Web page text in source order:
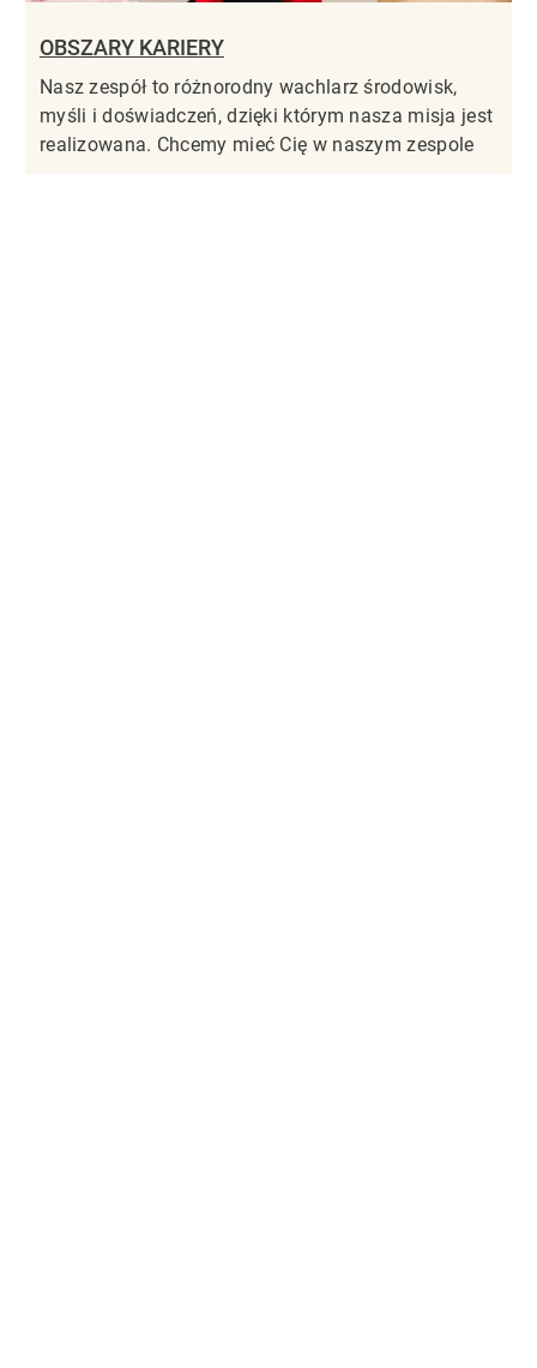
OBSZARY KARIERY
Nasz zespół to różnorodny wachlarz środowisk,
myśli i doświadczeń, dzięki którym nasza misja jest
realizowana. Chcemy mieć Cię w naszym zespole